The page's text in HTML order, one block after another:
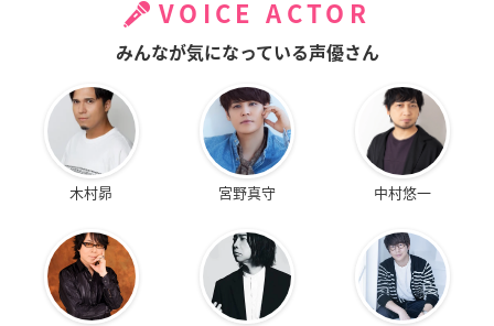
VOICE ACTOR
みんなが気になっている声優さん
木村昴 宮野真守 中村悠一